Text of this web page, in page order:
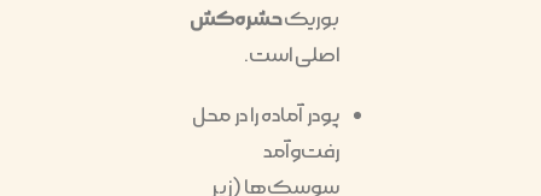
بوریکحشره‌کش
اصلی است.
پودر آماده را در محل
رفت‌وآمد
سوسک‌ها (زیر